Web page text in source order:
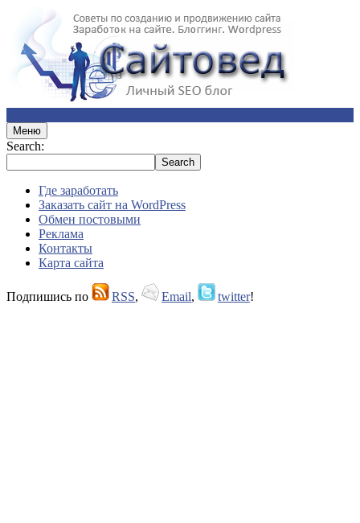
Меню
Search:
Где заработать
Заказать сайт на WordPress
Обмен постовыми
Реклама
Контакты
Карта сайта
Подпишись по RSS, Email, twitter!